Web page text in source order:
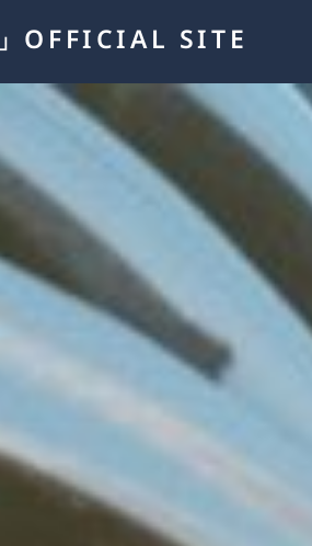
OFFICIAL SITE
明
前
My
カー